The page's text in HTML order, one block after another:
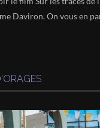
Daviron. On vous en